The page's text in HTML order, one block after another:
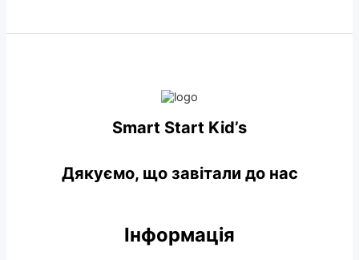
Smart Start Kid’s
Дякуємо, що завітали до нас
Інформація